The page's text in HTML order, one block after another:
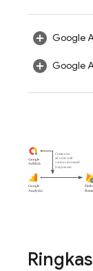
Google
Google